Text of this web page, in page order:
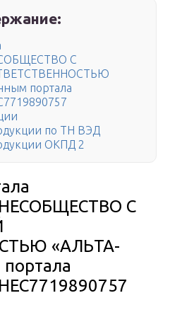
С
портала
по ТН ВЭД
ОКПД 2
С
«АЛЬТА-